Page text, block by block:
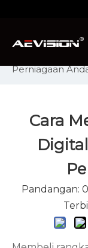
Cara Memilih
Perniagaan
Cara
Pandangan: 0